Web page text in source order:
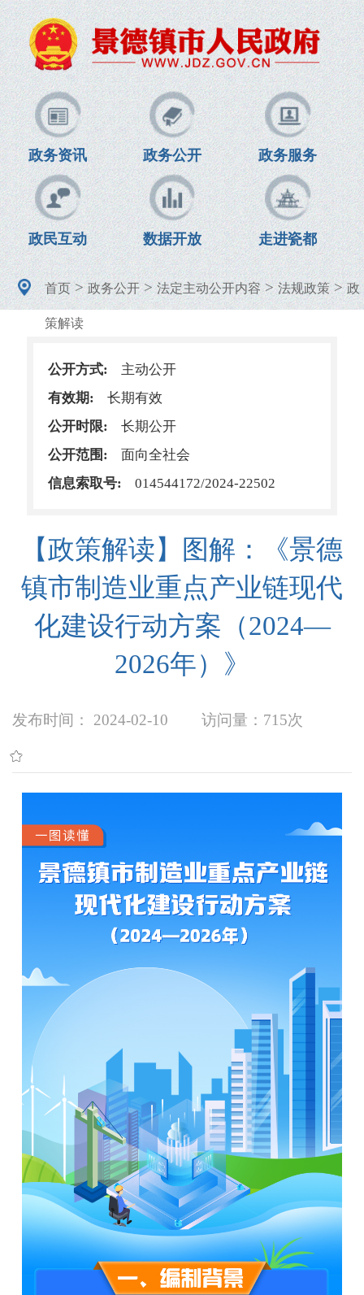
政务资讯 政务公开 政务服务
政民互动 数据开放 走进瓷都
首页>政务公开>法定主动公开内容>法规政策>政
策解读
公开方式:
主动公开
有效期:
长期有效
公开时限:
长期公开
公开范围:
面向全社会
信息索取号:
014544172/2024-22502
【政策解读】图解：《景德
镇市制造业重点产业链现代
化建设行动方案（2024—
2026年）》
发布时间： 2024-02-10 访问量： 715次